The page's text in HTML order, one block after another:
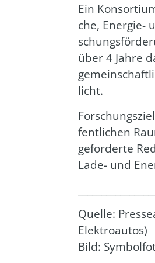
Ein
che, Ener­gie-
über 4 Jah­re
licht.
fent­li­chen
gefor­der­te
Lade- und
Quel­le:
Elek­tro­au­tos)
Bild: